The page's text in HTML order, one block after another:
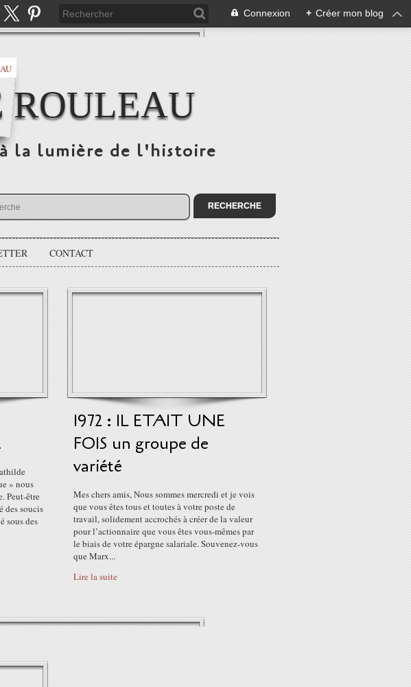
Connexion + Créer mon blog
ROULEAU
la lumière de l'histoire
CONTACT
» nous
Peut-être
des soucis
sous des
1972 : IL ETAIT UNE
FOIS un groupe de
variété
Mes chers amis, Nous sommes mercredi et je vois
que vous êtes tous et toutes à votre poste de
travail, solidement accrochés à créer de la valeur
pour l’actionnaire que vous êtes vous-mêmes par
le biais de votre épargne salariale. Souvenez-vous
que Marx...
Lire la suite